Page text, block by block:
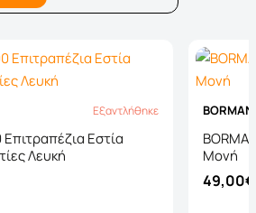
Εξαντλήθηκε
Εξαντλήθηκε
Εστία
Λευκή
Μονή
49,00€